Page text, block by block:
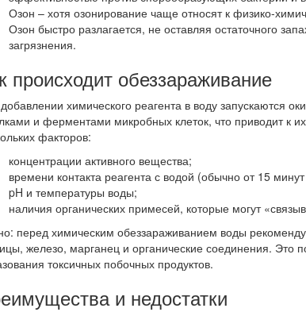
Озон – хотя озонирование чаще относят к физико-
Озон быстро разлагается, не оставляя остаточного
загрязнения.
происходит обеззараживание
химического реагента в воду запускаются
и ферментами микробных клеток, что приводит к
факторов:
концентрации активного вещества;
времени контакта реагента с водой (обычно от 15
pH и температуры воды;
наличия органических примесей, которые могут
перед химическим обеззараживанием воды
железо, марганец и органические соединения. Это
токсичных побочных продуктов.
и недостатки